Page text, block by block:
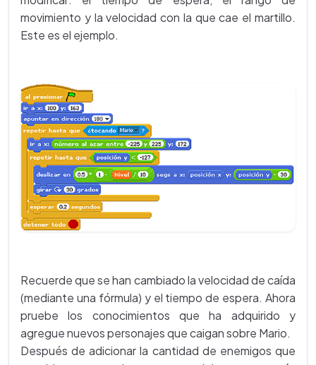
movimiento y la velocidad con la que cae el martillo.
Este es el ejemplo.
Recuerde que se han cambiado la velocidad de caída
(mediante una fórmula) y el tiempo de espera. Ahora
pruebe los conocimientos que ha adquirido y
agregue nuevos personajes que caigan sobre Mario.
Después de adicionar la cantidad de enemigos que